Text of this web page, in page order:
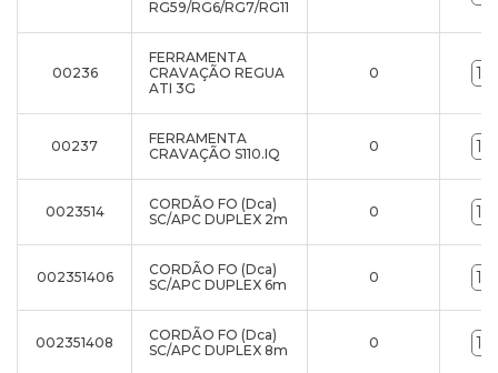
RG59/RG6/RG7/RG11
00236
FERRAMENTA
CRAVAÇÃO REGUA
ATI 3G
0
00237
FERRAMENTA
CRAVAÇÃO S110.IQ
0
0023514
CORDÃO FO (Dca)
SC/APC DUPLEX 2m
0
002351406
CORDÃO FO (Dca)
SC/APC DUPLEX 6m
0
002351408
CORDÃO FO (Dca)
SC/APC DUPLEX 8m
0